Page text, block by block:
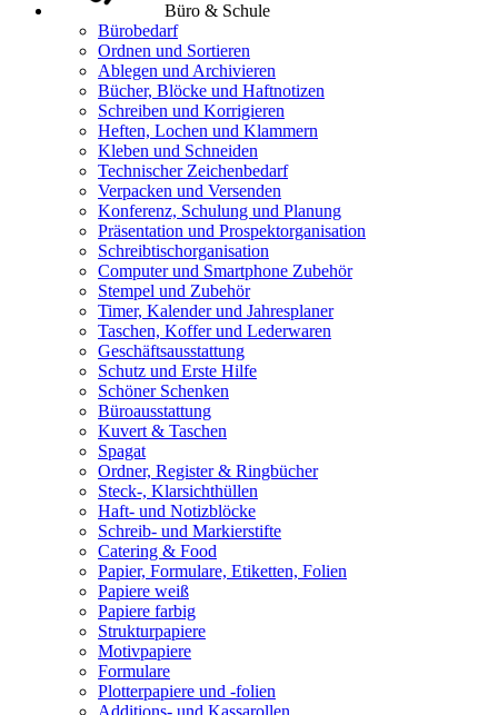
Büro & Schule
Bürobedarf
Ordnen und Sortieren
Ablegen und Archivieren
Bücher, Blöcke und Haftnotizen
Schreiben und Korrigieren
Heften, Lochen und Klammern
Kleben und Schneiden
Technischer Zeichenbedarf
Verpacken und Versenden
Konferenz, Schulung und Planung
Präsentation und Prospektorganisation
Schreibtischorganisation
Computer und Smartphone Zubehör
Stempel und Zubehör
Timer, Kalender und Jahresplaner
Taschen, Koffer und Lederwaren
Geschäftsausstattung
Schutz und Erste Hilfe
Schöner Schenken
Büroausstattung
Kuvert & Taschen
Spagat
Ordner, Register & Ringbücher
Steck-, Klarsichthüllen
Haft- und Notizblöcke
Schreib- und Markierstifte
Catering & Food
Papier, Formulare, Etiketten, Folien
Papiere weiß
Papiere farbig
Strukturpapiere
Motivpapiere
Formulare
Plotterpapiere und -folien